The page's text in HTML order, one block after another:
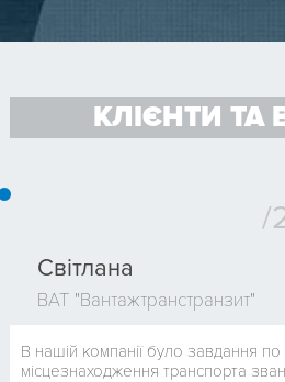
КЛІЄНТИ ТА
Світлана
ВАТ "Вантажтранстранзит"
В нашій компанії було завдання
місцезнаходження транспорта